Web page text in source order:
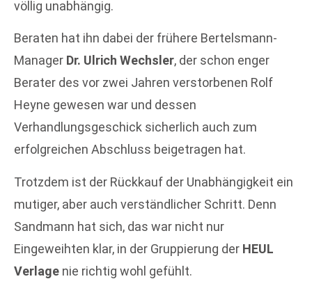
völlig unabhängig.
Beraten hat ihn dabei der frühere Bertelsmann-
Manager Dr. Ulrich Wechsler, der schon enger
Berater des vor zwei Jahren verstorbenen Rolf
Heyne gewesen war und dessen
Verhandlungsgeschick sicherlich auch zum
erfolgreichen Abschluss beigetragen hat.
Trotzdem ist der Rückkauf der Unabhängigkeit ein
mutiger, aber auch verständlicher Schritt. Denn
Sandmann hat sich, das war nicht nur
Eingeweihten klar, in der Gruppierung der HEUL
Verlage nie richtig wohl gefühlt.